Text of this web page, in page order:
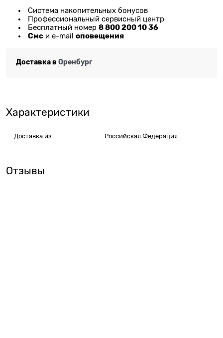
Система накопительных бонусов
Профессиональный сервисный центр
Бесплатный номер 8 800 200 10 36
Смс и e-mail оповещения
Доставка в Оренбург
Характеристики
Доставка из Российская Федерация
Отзывы